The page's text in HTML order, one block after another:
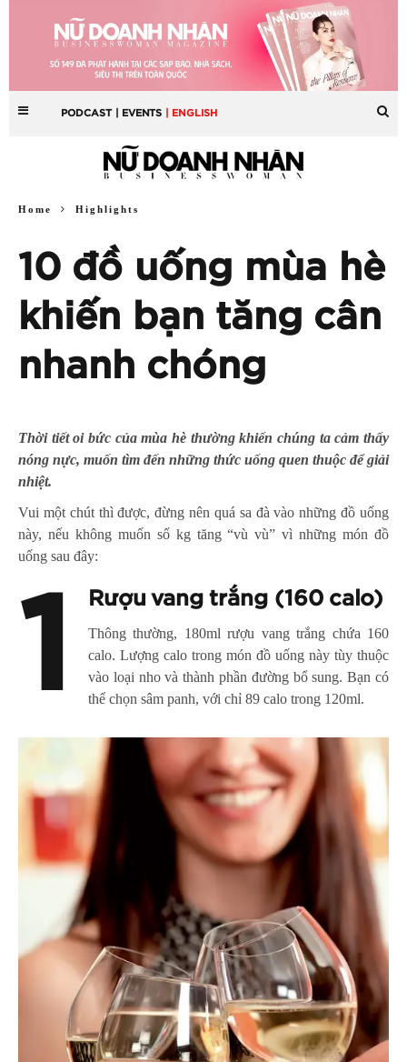
PODCAST | EVENTS | ENGLISH
Home Highlights
10 đồ uống mùa hè
khiến bạn tăng cân
nhanh chóng
Thời tiết oi bức của mùa hè thường khiến chúng ta cảm thấy
nóng nực, muốn tìm đến những thức uống quen thuộc để giải
nhiệt.
Vui một chút thì được, đừng nên quá sa đà vào những đồ uống
này, nếu không muốn số kg tăng “vù vù” vì những món đồ
uống sau đây:
1 Rượu vang trắng (160 calo)
Thông thường, 180ml rượu vang trắng chứa 160
calo. Lượng calo trong món đồ uống này tùy thuộc
vào loại nho và thành phần đường bổ sung. Bạn có
thể chọn sâm panh, với chỉ 89 calo trong 120ml.